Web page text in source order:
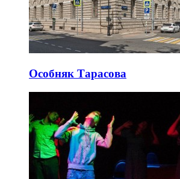
Особняк Тарасова